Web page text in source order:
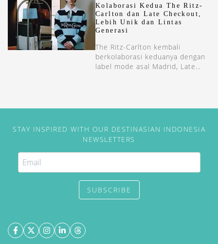
Kolaborasi Kedua The Ritz-
Carlton dan Late Checkout,
Lebih Unik dan Lintas
Generasi
The Ritz-Carlton kembali
berkolaborasi keduanya dengan
label mode asal Madrid, Late
STAY INSPIRED WITH OUR DESTINASIAN INDONESIA
NEWSLETTERS
SUBSCRIBE